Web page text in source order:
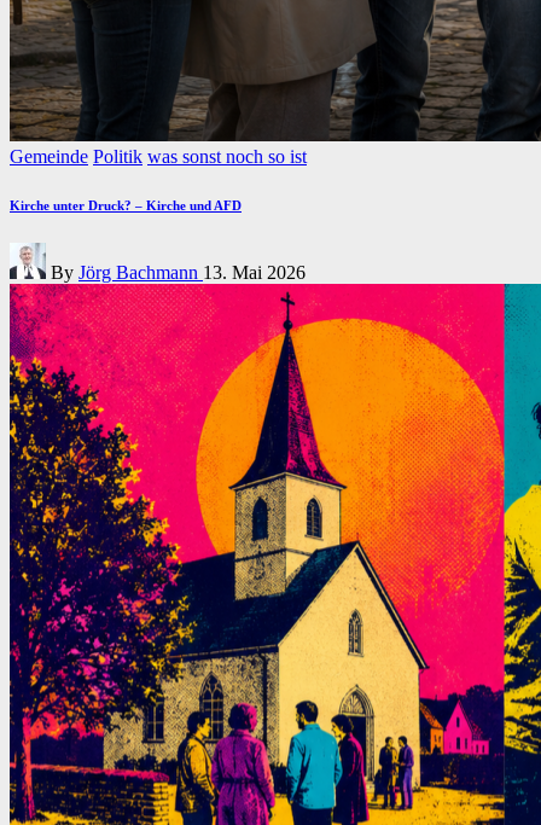
Posted
Gemeinde Politik was sonst noch so ist
Kirche unter Druck? – Kirche und AFD
Posted
by
By Jörg Bachmann 13. Mai 2026